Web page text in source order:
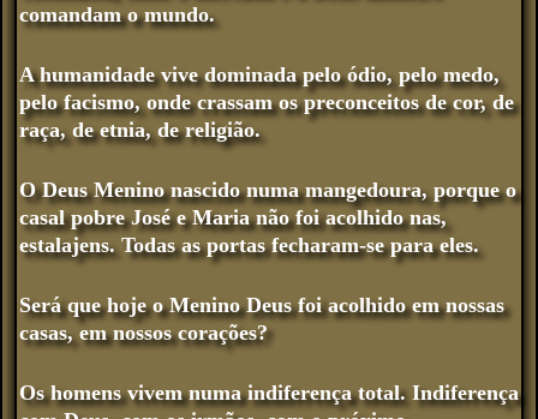
comandam o mundo.
A humanidade vive dominada pelo ódio, pelo medo,
pelo facismo, onde crassam os preconceitos de cor, de
raça, de etnia, de religião.
O Deus Menino nascido numa mangedoura, porque o
casal pobre José e Maria não foi acolhido nas,
estalajens. Todas as portas fecharam-se para eles.
Será que hoje o Menino Deus foi acolhido em nossas
casas, em nossos corações?
Os homens vivem numa indiferença total. Indiferença